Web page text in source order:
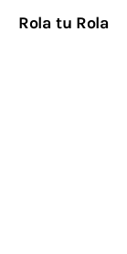
Rola tu Rola